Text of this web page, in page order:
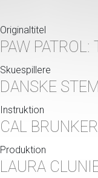
Originaltitel
PAW
Skuespillere
DANSKE
Instruktion
CAL BRUNKER
Produktion
LAURA